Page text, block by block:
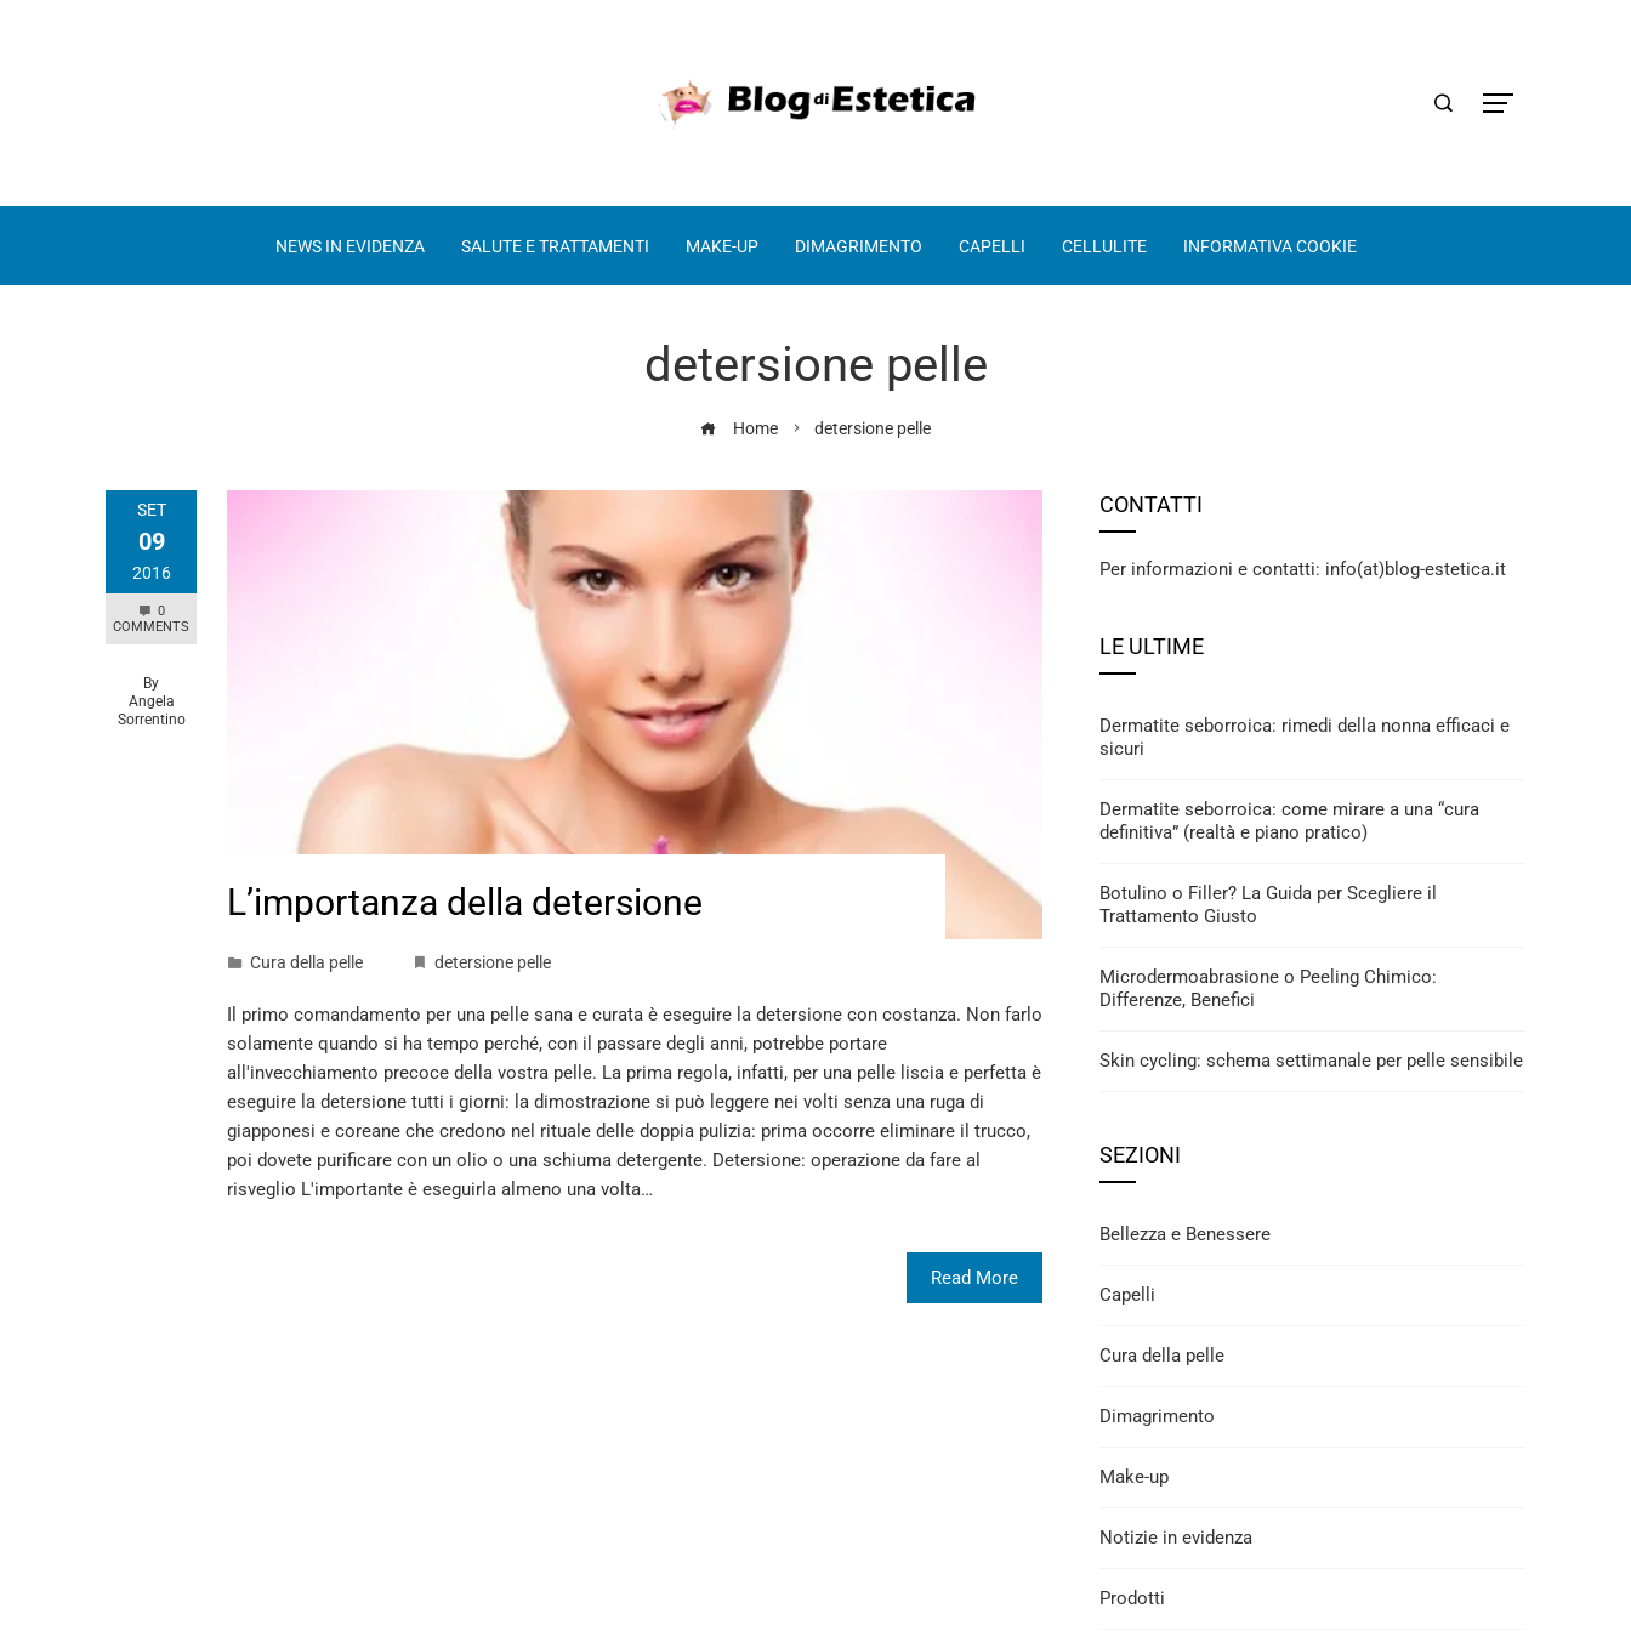
NEWS IN EVIDENZA SALUTE E TRATTAMENTI MAKE-UP DIMAGRIMENTO CAPELLI CELLULITE INFORMATIVA COOKIE
detersione pelle
Home detersione pelle
SET
09
2016
0
COMMENTS
By
Angela
Sorrentino
L’importanza della detersione
Cura della pelle detersione pelle
Il primo comandamento per una pelle sana e curata è eseguire la detersione con costanza. Non farlo
solamente quando si ha tempo perché, con il passare degli anni, potrebbe portare
all'invecchiamento precoce della vostra pelle. La prima regola, infatti, per una pelle liscia e perfetta è
eseguire la detersione tutti i giorni: la dimostrazione si può leggere nei volti senza una ruga di
giapponesi e coreane che credono nel rituale delle doppia pulizia: prima occorre eliminare il trucco,
poi dovete purificare con un olio o una schiuma detergente. Detersione: operazione da fare al
risveglio L'importante è eseguirla almeno una volta…
Read More
CONTATTI
Per informazioni e contatti: info(at)blog-estetica.it
LE ULTIME
Dermatite seborroica: rimedi della nonna efficaci e
sicuri
Dermatite seborroica: come mirare a una “cura
definitiva” (realtà e piano pratico)
Botulino o Filler? La Guida per Scegliere il
Trattamento Giusto
Microdermoabrasione o Peeling Chimico:
Differenze, Benefici
Skin cycling: schema settimanale per pelle sensibile
SEZIONI
Bellezza e Benessere
Capelli
Cura della pelle
Dimagrimento
Make-up
Notizie in evidenza
Prodotti